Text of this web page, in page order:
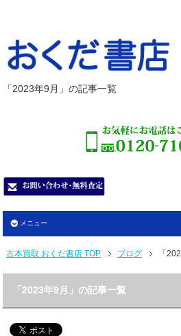
「2023年9月」の記事一覧
メニュー
古本買取 おくだ書店 TOP ブログ 「
「2023年9月」の記事一覧